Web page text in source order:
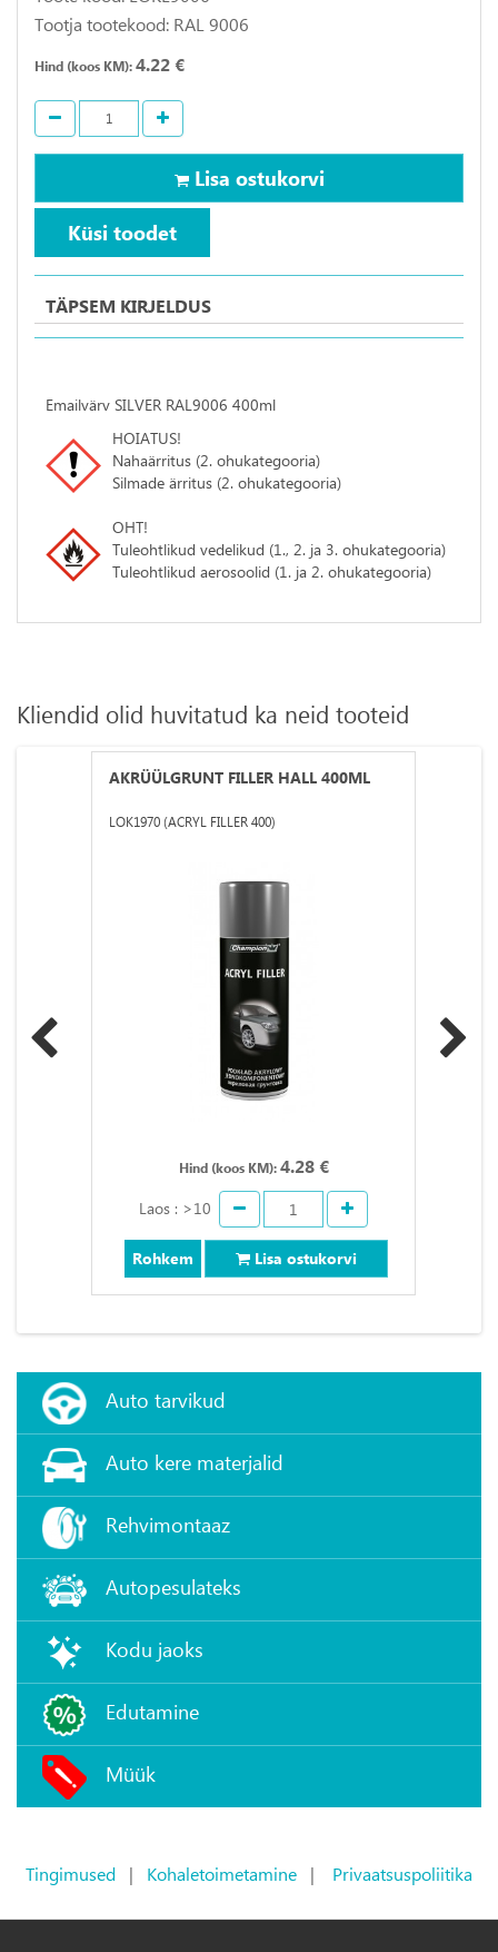
Tootja tootekood: RAL 9006
Hind (koos KM): 4.22 €
Lisa ostukorvi
Küsi toodet
TÄPSEM KIRJELDUS
Emailvärv SILVER RAL9006 400ml
HOIATUS!
Nahaärritus (2. ohukategooria)
Silmade ärritus (2. ohukategooria)
OHT!
​​​​​​​Tuleohtlikud vedelikud (1., 2. ja 3. ohukategooria)
Tuleohtlikud aerosoolid (1. ja 2. ohukategooria)
Kliendid olid huvitatud ka neid tooteid
AKRÜÜLGRUNT FILLER HALL 400ML
LOK1970 (ACRYL FILLER 400)
Hind (koos KM): 4.28 €
Laos : >10
Rohkem Lisa ostukorvi
Auto tarvikud
Auto kere materjalid
Rehvimontaaz
Autopesulateks
Kodu jaoks
Edutamine
Müük
Tingimused | Kohaletoimetamine | Privaatsuspoliitika